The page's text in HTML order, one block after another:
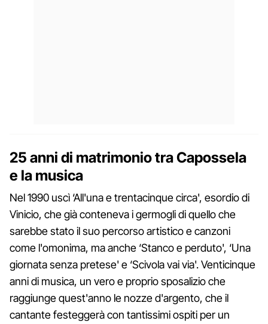
25 anni di matrimonio tra Capossela
e la musica
Nel 1990 uscì ‘All'una e trentacinque circa', esordio di
Vinicio, che già conteneva i germogli di quello che
sarebbe stato il suo percorso artistico e canzoni
come l'omonima, ma anche ‘Stanco e perduto', ‘Una
giornata senza pretese' e ‘Scivola vai via'. Venticinque
anni di musica, un vero e proprio sposalizio che
raggiunge quest'anno le nozze d'argento, che il
cantante festeggerà con tantissimi ospiti per un